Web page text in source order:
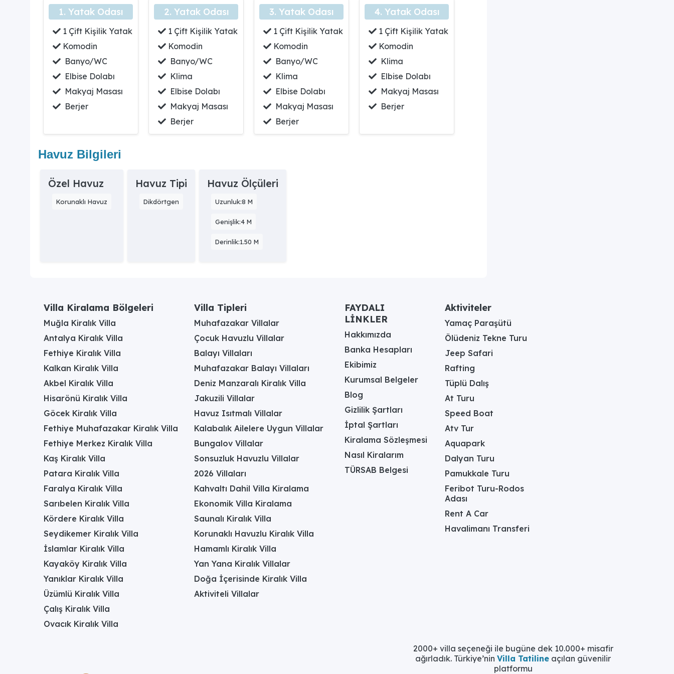
1. Yatak Odası
1 Çift Kişilik Yatak
Komodin
Banyo/WC
Elbise Dolabı
Makyaj Masası
Berjer
2. Yatak Odası
1 Çift Kişilik Yatak
Komodin
Banyo/WC
Klima
Elbise Dolabı
Makyaj Masası
Berjer
3. Yatak Odası
1 Çift Kişilik Yatak
Komodin
Banyo/WC
Klima
Elbise Dolabı
Makyaj Masası
Berjer
4. Yatak Odası
1 Çift Kişilik Yatak
Komodin
Klima
Elbise Dolabı
Makyaj Masası
Berjer
Havuz Bilgileri
Özel Havuz
Korunaklı Havuz
Havuz Tipi
Dikdörtgen
Havuz Ölçüleri
Uzunluk:8 M
Genişlik:4 M
Derinlik:1.50 M
Villa Kiralama Bölgeleri
Muğla Kiralık Villa
Antalya Kiralık Villa
Fethiye Kiralık Villa
Kalkan Kiralık Villa
Akbel Kiralık Villa
Hisarönü Kiralık Villa
Göcek Kiralık Villa
Fethiye Muhafazakar Kiralık Villa
Fethiye Merkez Kiralık Villa
Kaş Kiralık Villa
Patara Kiralık Villa
Faralya Kiralık Villa
Sarıbelen Kiralık Villa
Kördere Kiralık Villa
Seydikemer Kiralık Villa
İslamlar Kiralık Villa
Kayaköy Kiralık Villa
Yanıklar Kiralık Villa
Üzümlü Kiralık Villa
Çalış Kiralık Villa
Ovacık Kiralık Villa
Villa Tipleri
Muhafazakar Villalar
Çocuk Havuzlu Villalar
Balayı Villaları
Muhafazakar Balayı Villaları
Deniz Manzaralı Kiralık Villa
Jakuzili Villalar
Havuz Isıtmalı Villalar
Kalabalık Ailelere Uygun Villalar
Bungalov Villalar
Sonsuzluk Havuzlu Villalar
2026 Villaları
Kahvaltı Dahil Villa Kiralama
Ekonomik Villa Kiralama
Saunalı Kiralık Villa
Korunaklı Havuzlu Kiralık Villa
Hamamlı Kiralık Villa
Yan Yana Kiralık Villalar
Doğa İçerisinde Kiralık Villa
Aktiviteli Villalar
FAYDALI
LİNKLER
Hakkımızda
Banka Hesapları
Ekibimiz
Kurumsal Belgeler
Blog
Gizlilik Şartları
İptal Şartları
Kiralama Sözleşmesi
Nasıl Kiralarım
TÜRSAB Belgesi
Aktiviteler
Yamaç Paraşütü
Ölüdeniz Tekne Turu
Jeep Safari
Rafting
Tüplü Dalış
At Turu
Speed Boat
Atv Tur
Aquapark
Dalyan Turu
Pamukkale Turu
Feribot Turu-Rodos
Adası
Rent A Car
Havalimanı Transferi
2000+ villa seçeneği ile bugüne dek 10.000+ misafir
ağırladık. Türkiye’nin Villa Tatiline açılan güvenilir
platformu